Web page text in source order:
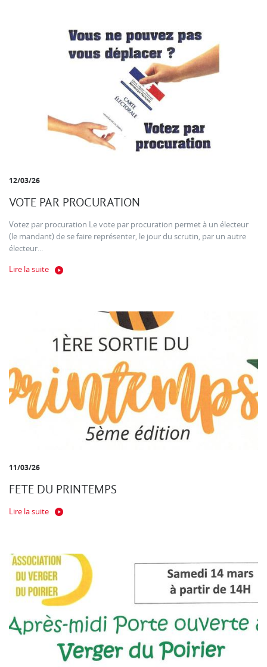
12/03/26
VOTE PAR PROCURATION
Votez par procuration Le vote par procuration permet à un électeur
(le mandant) de se faire représenter, le jour du scrutin, par un autre
électeur...
Lire la suite
11/03/26
FETE DU PRINTEMPS
Lire la suite